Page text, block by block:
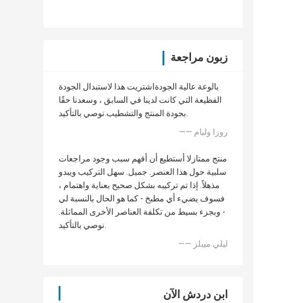
زبون مراجعة
بالوعة عالية الجودةاشتريت هذا لاستبدال الجودة
الفظيعة التي كانت لدينا في السابق ، وسعدنا حقًا
بجودة المنتج والتشطيب.نوصي بالتأكيد.
—— روزا وليام
منتج ممتازلا أستطيع أن أفهم سبب وجود مراجعات
سلبية حول هذا العنصر. جميل. سهل التركيب ويبدو
مذهلاً. إذا تم تركيبه بشكل صحيح بعناية واهتمام ،
فسوف يضيء أي مطبخ - كما هو الحال بالنسبة لي
- وبجزء بسيط من تكلفة العناصر الأخرى المماثلة.
نوصي بالتأكيد.
—— ليلي ميبلز
ابن دردش الآن